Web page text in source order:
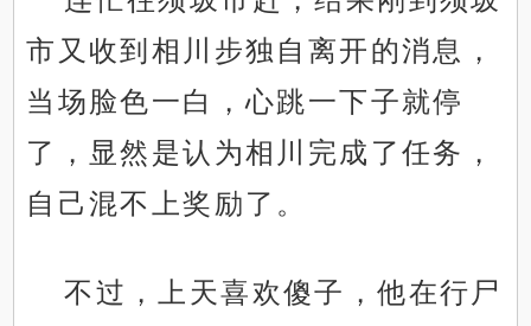
市又收到相川步独自离开的消息，
当场脸色一白，心跳一下子就停
了，显然是认为相川完成了任务，
自己混不上奖励了。
不过，上天喜欢傻子，他在行尸